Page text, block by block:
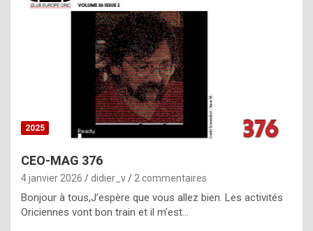
h
i
s
t
o
r
p
e
c
2025
CEO-MAG 376
4 janvier 2026 didier_v 2 commentaires
Bonjour à tous,J’espère que vous allez bien. Les activités
Oriciennes vont bon train et il m’est…